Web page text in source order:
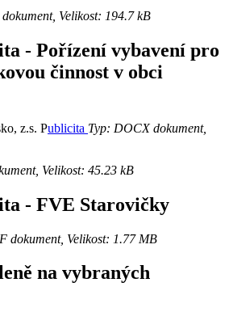
Velikost: 194.7 kB
- Pořízení vybavení pro
činnost v obci
z.s. Publicita Typ: DOCX dokument,
Velikost: 45.23 kB
- FVE Starovičky
dokument, Velikost: 1.77 MB
na vybraných